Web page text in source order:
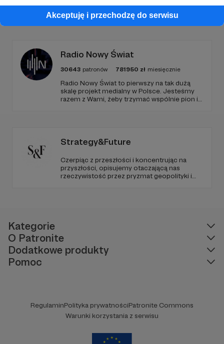
Akceptuję i przechodzę do serwisu
Promowani autorzy
Radio Nowy Świat
30643 patronów 781950 zł miesięcznie
Radio Nowy Świat to pierwszy na tak dużą
skalę projekt medialny w Polsce. Jesteśmy
razem z Wami, żeby trzymać wspólnie pion i
Strategy&Future
Czerpiąc z przeszłości i koncentrując na
przyszłości, opisujemy otaczającą nas
rzeczywistość przez pryzmat geopolityki i
Kategorie
O Patronite
Dodatkowe produkty
Pomoc
RegulaminPolityka prywatnościPatronite Commons
Warunki korzystania z serwisu